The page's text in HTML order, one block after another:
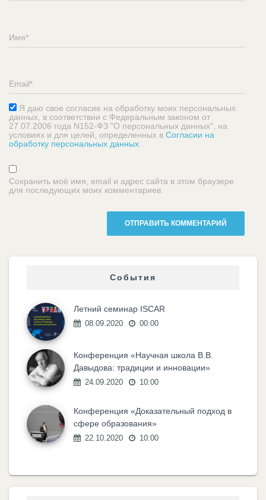
Я даю свое согласие на обработку моих персональных
данных, в соответствии с Федеральным законом от
27.07.2006 года N152-ФЗ "О персональных данных", на
условиях и для целей, определенных в Согласии на
обработку персональных данных
Сохранить моё имя, email и адрес сайта в этом браузере
для последующих моих комментариев.
События
Летний семинар ISCAR
08.09.2020 00:00
Конференция «Научная школа В.В.
Давыдова: традиции и инновации»
24.09.2020 10:00
Конференция «Доказательный подход в
сфере образования»
22.10.2020 10:00